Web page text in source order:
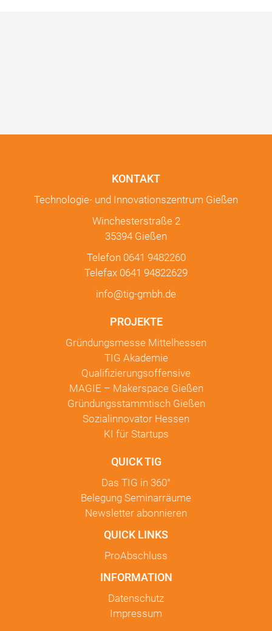
KONTAKT
Technologie- und Innovationszentrum Gießen
Winchesterstraße 2
35394 Gießen
Telefon 0641 9482260
Telefax 0641 94822629
info@tig-gmbh.de
PROJEKTE
Gründungsmesse Mittelhessen
TIG Akademie
Qualifizierungsoffensive
MAGIE – Makerspace Gießen
Gründungsstammtisch Gießen
Sozialinnovator Hessen
KI für Startups
QUICK TIG
Das TIG in 360°
Belegung Seminarräume
Newsletter abonnieren
QUICK LINKS
ProAbschluss
INFORMATION
Datenschutz
Impressum